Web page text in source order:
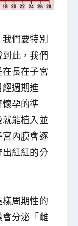
們要特別
此，我們
長在子宮
週期進
孕的準
能植入並
內膜會逐
紅紅的分
周期性的
分泌「雌